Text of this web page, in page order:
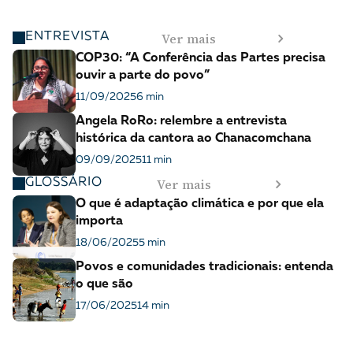
ENTREVISTA Ver mais
COP30: “A Conferência das Partes precisa
ouvir a parte do povo”
11/09/20256 min
Angela RoRo: relembre a entrevista
histórica da cantora ao Chanacomchana
09/09/202511 min
GLOSSÁRIO Ver mais
O que é adaptação climática e por que ela
importa
18/06/20255 min
Povos e comunidades tradicionais: entenda
o que são
17/06/202514 min